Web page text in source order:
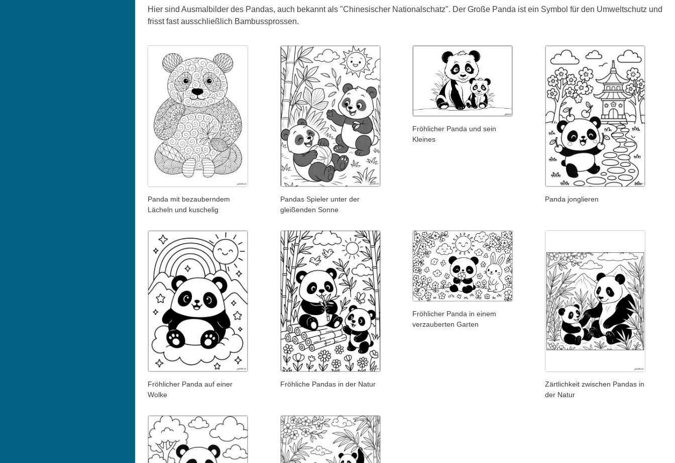
Hier sind Ausmalbilder des Pandas, auch bekannt als "Chinesischer Nationalschatz". Der Große Panda ist ein Symbol für den Umweltschutz und
frisst fast ausschließlich Bambussprossen.
Panda mit bezauberndem
Lächeln und kuschelig
Pandas Spieler unter der
gleißenden Sonne
Fröhlicher Panda und sein
Kleines
Panda jonglieren
Fröhlicher Panda auf einer
Wolke
Fröhliche Pandas in der Natur
Fröhlicher Panda in einem
verzauberten Garten
Zärtlichkeit zwischen Pandas in
der Natur